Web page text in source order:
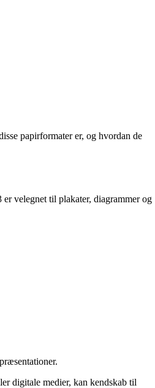
papirformater er, og hvordan de
velegnet til plakater, diagrammer og
digitale medier, kan kendskab til